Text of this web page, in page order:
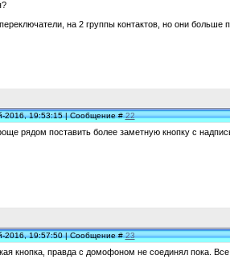
на 2 группы контактов, но они больше
2016, 19:53:15 | Сообщение #22
рядом поставить более заметную кнопку с
2016, 19:57:50 | Сообщение #23
кнопка, правда с домофоном не соединял пока.